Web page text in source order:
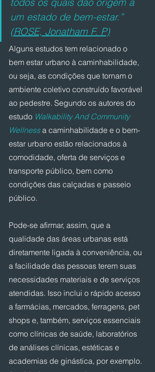
um estado de bem-estar.”
(ROSE, Jonatham F. P)
Alguns estudos tem relacionado o
bem estar urbano à caminhabilidade,
ou seja, as condições que tornam o
ambiente coletivo construído favorável
ao pedestre. Segundo os autores do
estudo Walkability And Community
Wellness a caminhabilidade e o bem-
estar urbano estão relacionados à
comodidade, oferta de serviços e
transporte público, bem como
condições das calçadas e passeio
público.
Pode-se afirmar, assim, que a
qualidade das áreas urbanas está
diretamente ligada à conveniência, ou
a facilidade das pessoas terem suas
necessidades materiais e de serviços
atendidas. Isso inclui o rápido acesso
a farmácias, mercados, ferragens, pet
shops e, também, serviços essenciais
como clínicas de saúde, laboratórios
de análises clínicas, estéticas e
academias de ginástica, por exemplo.